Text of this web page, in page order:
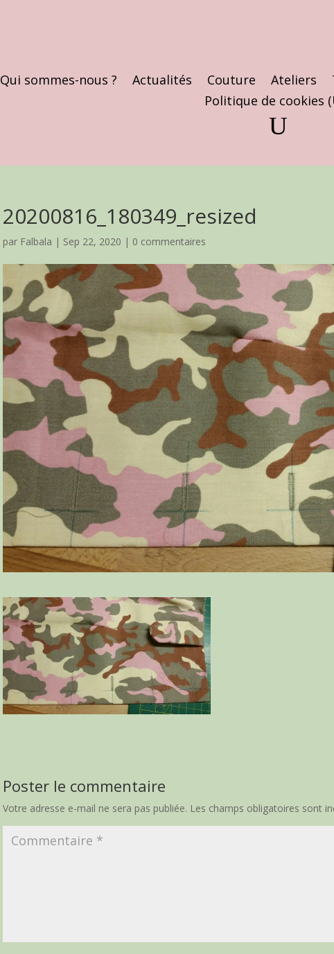
Qui sommes-nous ? Actualités Couture Ateliers
Politique de cookies
20200816_180349_resized
par Falbala | Sep 22, 2020 | 0 commentaires
Poster le commentaire
Votre adresse e-mail ne sera pas publiée. Les champs obligatoires sont